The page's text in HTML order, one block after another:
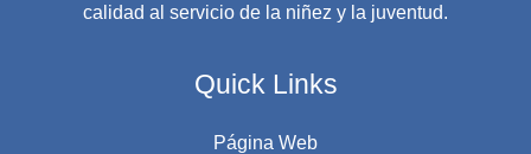
calidad al servicio de la niñez y la juventud.
Quick Links
Página Web